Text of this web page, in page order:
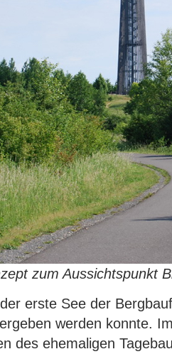
zum Aussichtspunkt
erste See der
werden konnte.
des ehemaligen